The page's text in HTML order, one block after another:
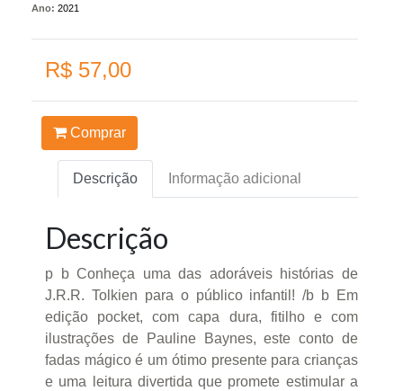
Ano: 2021
R$ 57,00
Comprar
Descrição Informação adicional
Descrição
p b Conheça uma das adoráveis histórias de
J.R.R. Tolkien para o público infantil! /b b Em
edição pocket, com capa dura, fitilho e com
ilustrações de Pauline Baynes, este conto de
fadas mágico é um ótimo presente para crianças
e uma leitura divertida que promete estimular a